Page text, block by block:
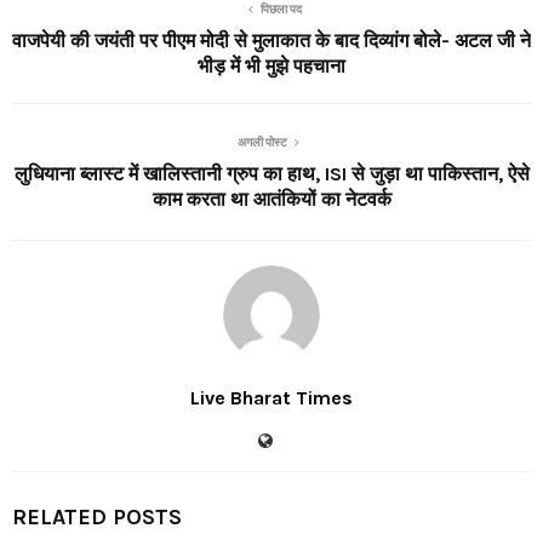
पिछला पद
वाजपेयी की जयंती पर पीएम मोदी से मुलाकात के बाद दिव्यांग बोले- अटल जी ने
भीड़ में भी मुझे पहचाना
अगली पोस्ट
लुधियाना ब्लास्ट में खालिस्तानी ग्रुप का हाथ, ISI से जुड़ा था पाकिस्तान, ऐसे
काम करता था आतंकियों का नेटवर्क
Live Bharat Times
RELATED POSTS